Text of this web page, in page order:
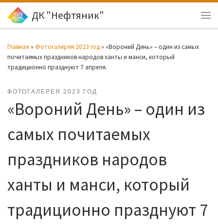
Перейти к содержимому
ДК "Нефтяник"
Главная » Фотогалерея 2023 год » «Вороний День» – один из самых
почитаемых праздников народов ханты и манси, который
традиционно празднуют 7 апреля.
ФОТОГАЛЕРЕЯ 2023 ГОД
«Вороний День» – один из
самых почитаемых
праздников народов
ханты и манси, который
традиционно празднуют 7